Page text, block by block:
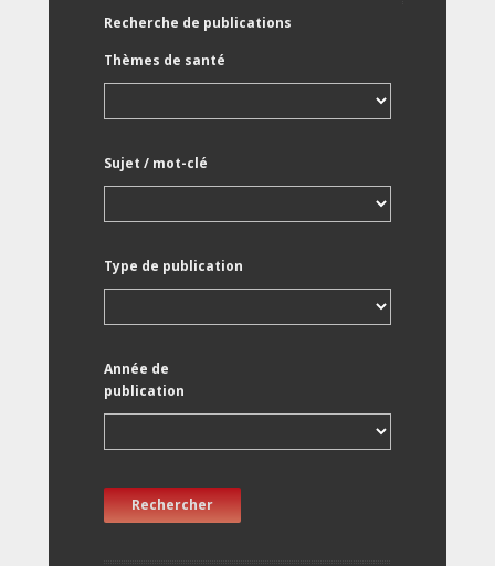
Recherche de publications
Thèmes de santé
Sujet / mot-clé
Type de publication
Année de
publication
Rechercher